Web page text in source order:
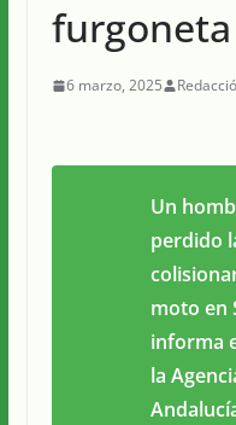
6 marzo, 2025
Un
perdido
moto en
informa
la